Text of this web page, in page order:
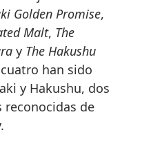
Golden Promise,
Malt, The
y The Hakushu
han sido
y Hakushu, dos
reconocidas de